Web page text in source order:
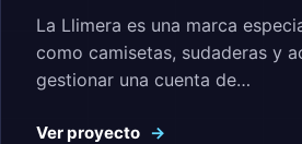
La Llimera es una marca
como camisetas, sudaderas y
gestionar una cuenta de…
Ver proyecto →